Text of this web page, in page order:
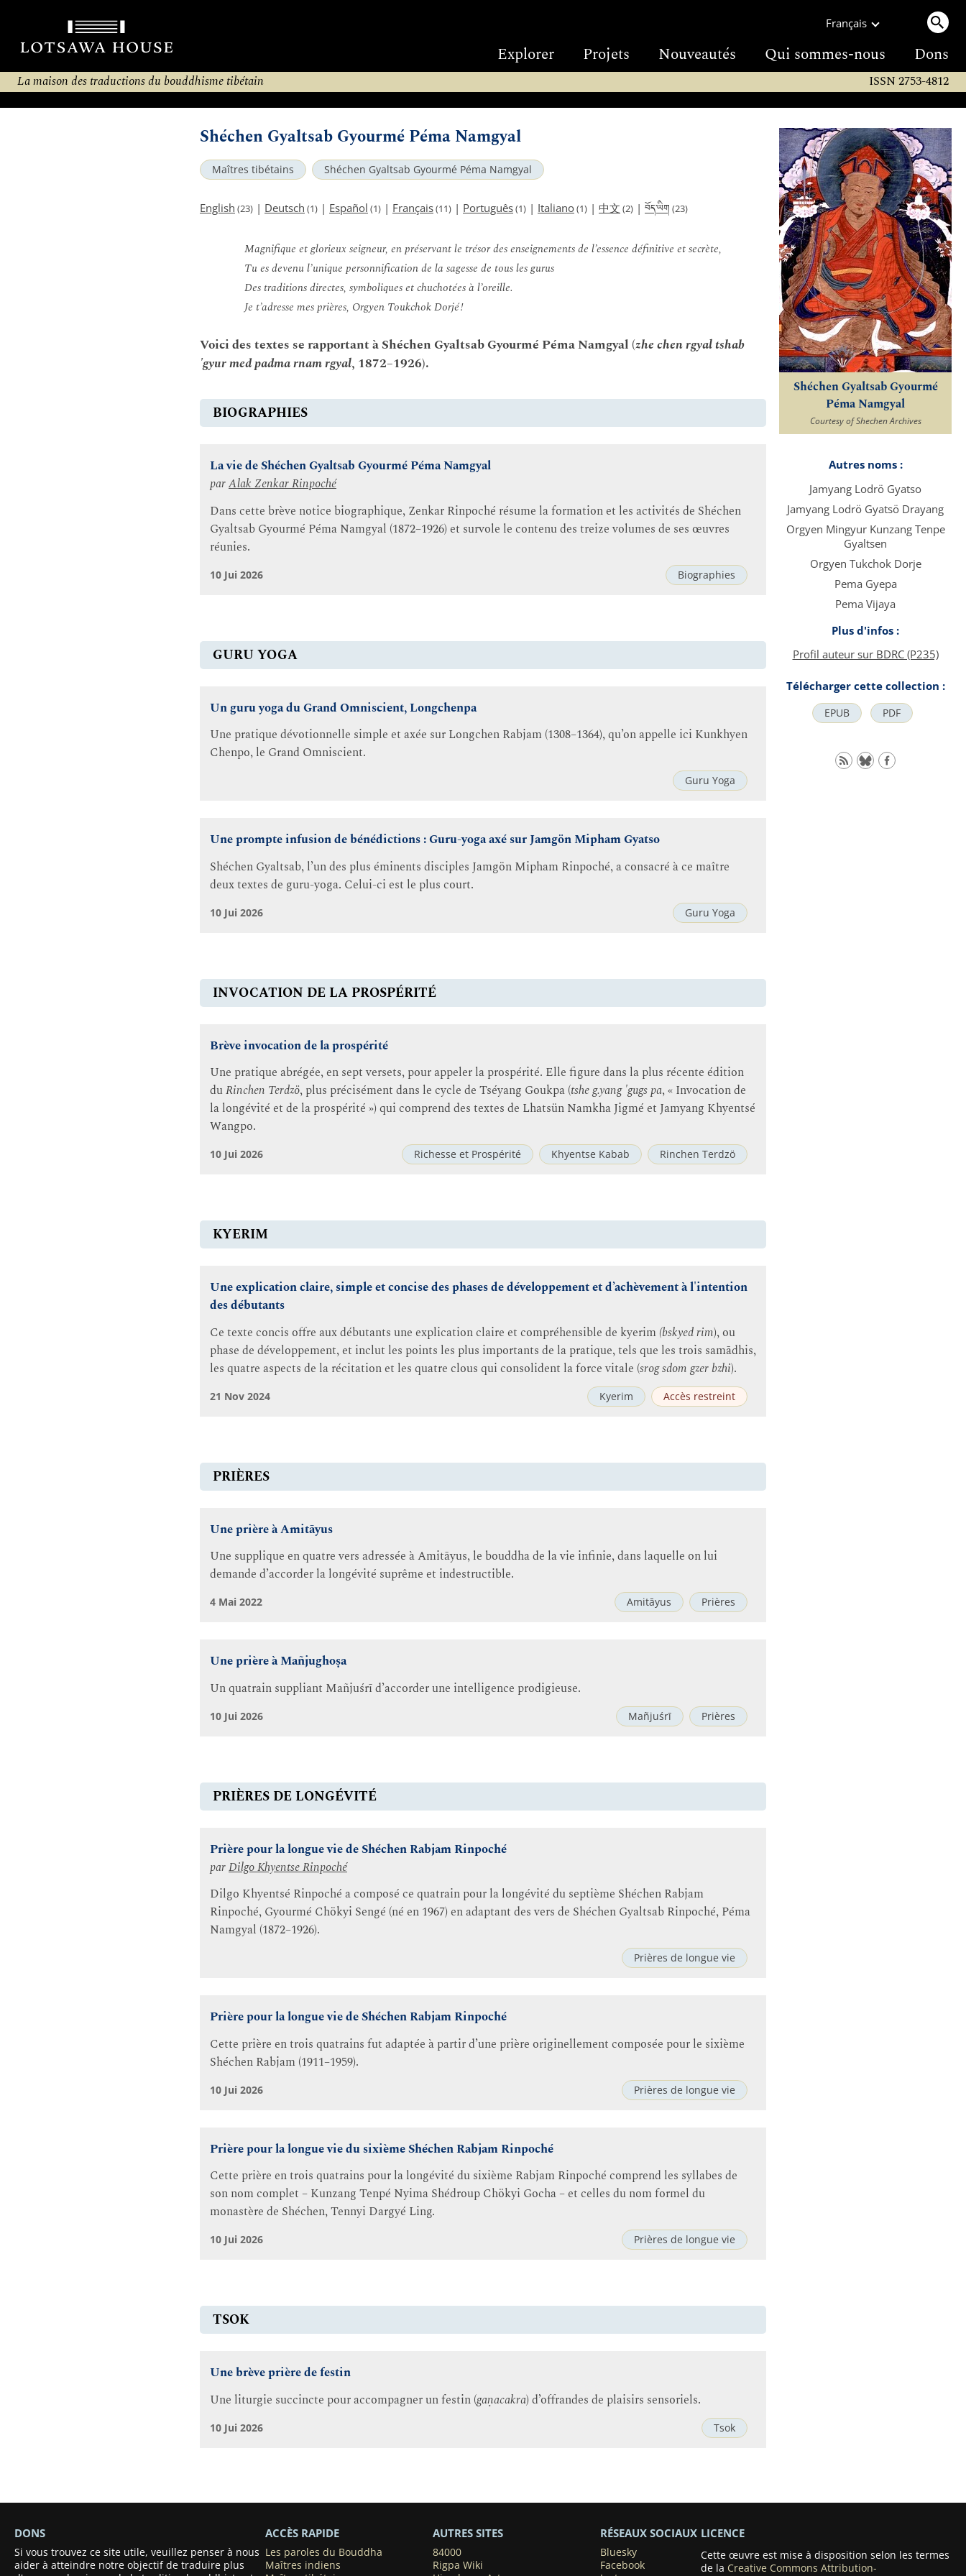
Français
Explorer Projets Nouveautés Qui sommes-nous Dons
La maison des traductions du bouddhisme tibétain ISSN 2753-4812
Shéchen Gyaltsab Gyourmé Péma Namgyal
Maîtres tibétains Shéchen Gyaltsab Gyourmé Péma Namgyal
English (23) | Deutsch (1) | Español (1) | Français(11) | Português(1) | Italiano(1) | 中文 (2) | བོད་ཡིག (23)
Magnifique et glorieux seigneur, en préservant le trésor des enseignements de l’essence définitive et secrète,
Tu es devenu l’unique personnification de la sagesse de tous les gurus
Des traditions directes, symboliques et chuchotées à l’oreille.
Je t’adresse mes prières, Orgyen Toukchok Dorjé !
Voici des textes se rapportant à Shéchen Gyaltsab Gyourmé Péma Namgyal (zhe chen rgyal tshab
'gyur med padma rnam rgyal, 1872–1926).
BIOGRAPHIES
La vie de Shéchen Gyaltsab Gyourmé Péma Namgyal
parAlak Zenkar Rinpoché
Dans cette brève notice biographique, Zenkar Rinpoché résume la formation et les activités de Shéchen
Gyaltsab Gyourmé Péma Namgyal (1872–1926) et survole le contenu des treize volumes de ses œuvres
réunies.
Biographies
10 Jui 2026
GURU YOGA
Un guru yoga du Grand Omniscient, Longchenpa
Une pratique dévotionnelle simple et axée sur Longchen Rabjam (1308–1364), qu’on appelle ici Kunkhyen
Chenpo, le Grand Omniscient.
Guru Yoga
Une prompte infusion de bénédictions : Guru-yoga axé sur Jamgön Mipham Gyatso
Shéchen Gyaltsab, l’un des plus éminents disciples Jamgön Mipham Rinpoché, a consacré à ce maître
deux textes de guru-yoga. Celui-ci est le plus court.
Guru Yoga
10 Jui 2026
INVOCATION DE LA PROSPÉRITÉ
Brève invocation de la prospérité
Une pratique abrégée, en sept versets, pour appeler la prospérité. Elle figure dans la plus récente édition
duRinchen Terdzö, plus précisément dans le cycle de Tséyang Goukpa (tshe g.yang 'gugs pa, « Invocation de
la longévité et de la prospérité ») qui comprend des textes de Lhatsün Namkha Jigmé et Jamyang Khyentsé
Wangpo.
Richesse et Prospérité Khyentse Kabab Rinchen Terdzö
10 Jui 2026
KYERIM
Une explication claire, simple et concise des phases de développement et d’achèvement à l'intention
des débutants
Ce texte concis offre aux débutants une explication claire et compréhensible de kyerim (bskyed rim), ou
phase de développement, et inclut les points les plus importants de la pratique, tels que les trois samādhis,
les quatre aspects de la récitation et les quatre clous qui consolident la force vitale (srog sdom gzer bzhi).
Kyerim Accès restreint
21 Nov 2024
PRIÈRES
Une prière à Amitāyus
Une supplique en quatre vers adressée à Amitāyus, le bouddha de la vie infinie, dans laquelle on lui
demande d’accorder la longévité suprême et indestructible.
Amitāyus Prières
4 Mai 2022
Une prière à Mañjughoṣa
Un quatrain suppliant Mañjuśrī d’accorder une intelligence prodigieuse.
Mañjuśrī Prières
10 Jui 2026
PRIÈRES DE LONGÉVITÉ
Prière pour la longue vie de Shéchen Rabjam Rinpoché
parDilgo Khyentse Rinpoché
Dilgo Khyentsé Rinpoché a composé ce quatrain pour la longévité du septième Shéchen Rabjam
Rinpoché, Gyourmé Chökyi Sengé (né en 1967) en adaptant des vers de Shéchen Gyaltsab Rinpoché, Péma
Namgyal (1872–1926).
Prières de longue vie
Prière pour la longue vie de Shéchen Rabjam Rinpoché
Cette prière en trois quatrains fut adaptée à partir d’une prière originellement composée pour le sixième
Shéchen Rabjam (1911–1959).
Prières de longue vie
10 Jui 2026
Prière pour la longue vie du sixième Shéchen Rabjam Rinpoché
Cette prière en trois quatrains pour la longévité du sixième Rabjam Rinpoché comprend les syllabes de
son nom complet – Kunzang Tenpé Nyima Shédroup Chökyi Gocha – et celles du nom formel du
monastère de Shéchen, Tennyi Dargyé Ling.
Prières de longue vie
10 Jui 2026
TSOK
Une brève prière de festin
Une liturgie succincte pour accompagner un festin (gaṇacakra) d’offrandes de plaisirs sensoriels.
Tsok
10 Jui 2026
Shéchen Gyaltsab Gyourmé
Péma Namgyal
Courtesy of Shechen Archives
Autres noms :
Jamyang Lodrö Gyatso
Jamyang Lodrö Gyatsö Drayang
Orgyen Mingyur Kunzang Tenpe
Gyaltsen
Orgyen Tukchok Dorje
Pema Gyepa
Pema Vijaya
Plus d'infos :
Profil auteur sur BDRC (P235)
Télécharger cette collection :
EPUB PDF
DONS
Si vous trouvez ce site utile, veuillez penser à nous
aider à atteindre notre objectif de traduire plus
ACCÈS RAPIDE
Les paroles du Bouddha
Maîtres indiens
AUTRES SITES
84000
Rigpa Wiki
RÉSEAUX SOCIAUX
Bluesky
Facebook
LICENCE
Cette œuvre est mise à disposition selon les termes
de la Creative Commons Attribution-